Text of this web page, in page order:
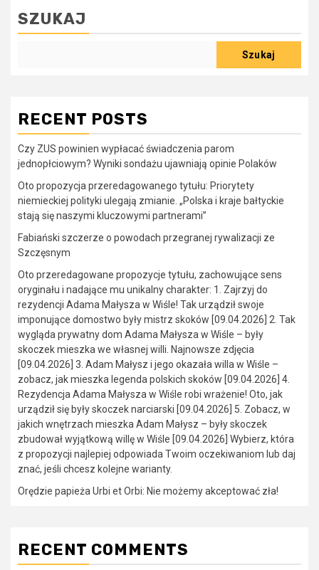
SZUKAJ
Szukaj
RECENT POSTS
Czy ZUS powinien wypłacać świadczenia parom
jednopłciowym? Wyniki sondażu ujawniają opinie Polaków
Oto propozycja przeredagowanego tytułu: Priorytety
niemieckiej polityki ulegają zmianie. „Polska i kraje bałtyckie
stają się naszymi kluczowymi partnerami”
Fabiański szczerze o powodach przegranej rywalizacji ze
Szczęsnym
Oto przeredagowane propozycje tytułu, zachowujące sens
oryginału i nadające mu unikalny charakter: 1. Zajrzyj do
rezydencji Adama Małysza w Wiśle! Tak urządził swoje
imponujące domostwo były mistrz skoków [09.04.2026] 2. Tak
wygląda prywatny dom Adama Małysza w Wiśle – były
skoczek mieszka we własnej willi. Najnowsze zdjęcia
[09.04.2026] 3. Adam Małysz i jego okazała willa w Wiśle –
zobacz, jak mieszka legenda polskich skoków [09.04.2026] 4.
Rezydencja Adama Małysza w Wiśle robi wrażenie! Oto, jak
urządził się były skoczek narciarski [09.04.2026] 5. Zobacz, w
jakich wnętrzach mieszka Adam Małysz – były skoczek
zbudował wyjątkową willę w Wiśle [09.04.2026] Wybierz, która
z propozycji najlepiej odpowiada Twoim oczekiwaniom lub daj
znać, jeśli chcesz kolejne warianty.
Orędzie papieża Urbi et Orbi: Nie możemy akceptować zła!
RECENT COMMENTS